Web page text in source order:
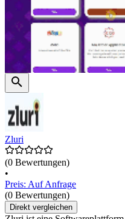
Zluri
(0 Bewertungen)
•
Preis: Auf Anfrage
(0 Bewertungen)
Direkt vergleichen